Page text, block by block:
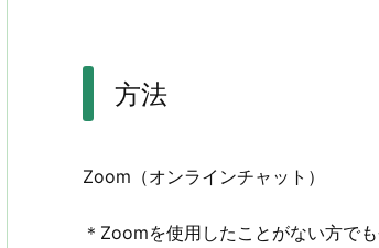
方法
Zoom（オンラインチャット）
＊Zoomを使用したことがない方で